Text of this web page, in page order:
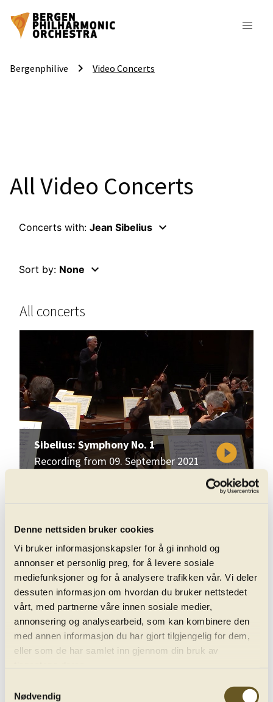
Denne nettsiden bruker cookies
Vi bruker informasjonskapsler for å gi innhold og
annonser et personlig preg, for å levere sosiale
mediefunksjoner og for å analysere trafikken vår. Vi deler
dessuten informasjon om hvordan du bruker nettstedet
vårt, med partnerne våre innen sosiale medier,
annonsering og analysearbeid, som kan kombinere den
med annen informasjon du har gjort tilgjengelig for dem,
eller som de har samlet inn gjennom din bruk av
Nødvendig
Bergenphilive keyboard_arrow_right Video Concerts
All Video Concerts
Concerts with: Jean Sibelius keyboard_arrow_down
Sort by: None keyboard_arrow_down
All concerts
Sibelius: Symphony No. 1
Recording from 09. September 2021
play_circle_filled
Sibelius: Symphony No. 6
Recording from 11. March 2021
play_circle_filled